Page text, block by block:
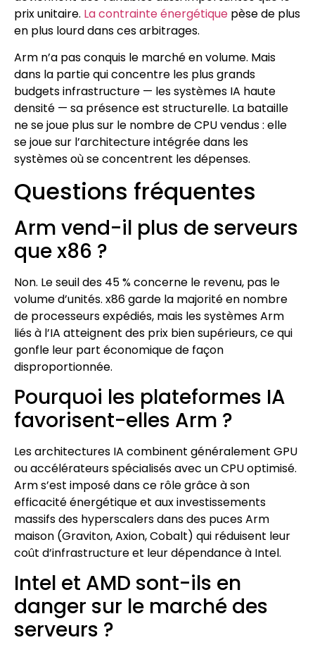
prix unitaire. La contrainte énergétique pèse de plus
en plus lourd dans ces arbitrages.
Arm n’a pas conquis le marché en volume. Mais
dans la partie qui concentre les plus grands
budgets infrastructure — les systèmes IA haute
densité — sa présence est structurelle. La bataille
ne se joue plus sur le nombre de CPU vendus : elle
se joue sur l’architecture intégrée dans les
systèmes où se concentrent les dépenses.
Questions fréquentes
Arm vend-il plus de serveurs
que x86 ?
Non. Le seuil des 45 % concerne le revenu, pas le
volume d’unités. x86 garde la majorité en nombre
de processeurs expédiés, mais les systèmes Arm
liés à l’IA atteignent des prix bien supérieurs, ce qui
gonfle leur part économique de façon
disproportionnée.
Pourquoi les plateformes IA
favorisent-elles Arm ?
Les architectures IA combinent généralement GPU
ou accélérateurs spécialisés avec un CPU optimisé.
Arm s’est imposé dans ce rôle grâce à son
efficacité énergétique et aux investissements
massifs des hyperscalers dans des puces Arm
maison (Graviton, Axion, Cobalt) qui réduisent leur
coût d’infrastructure et leur dépendance à Intel.
Intel et AMD sont-ils en
danger sur le marché des
serveurs ?